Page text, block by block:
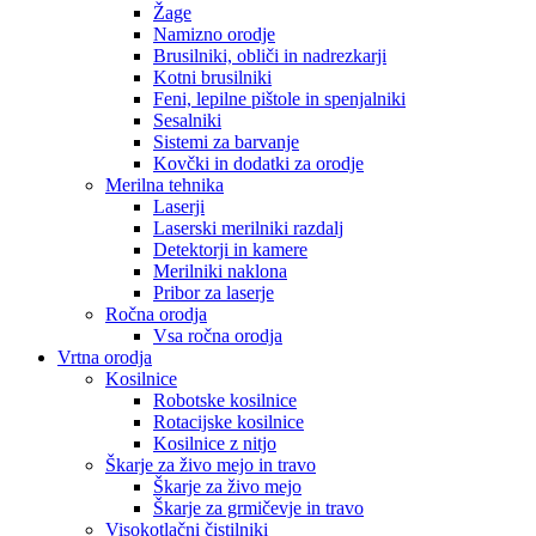
Žage
Namizno orodje
Brusilniki, obliči in nadrezkarji
Kotni brusilniki
Feni, lepilne pištole in spenjalniki
Sesalniki
Sistemi za barvanje
Kovčki in dodatki za orodje
Merilna tehnika
Laserji
Laserski merilniki razdalj
Detektorji in kamere
Merilniki naklona
Pribor za laserje
Ročna orodja
Vsa ročna orodja
Vrtna orodja
Kosilnice
Robotske kosilnice
Rotacijske kosilnice
Kosilnice z nitjo
Škarje za živo mejo in travo
Škarje za živo mejo
Škarje za grmičevje in travo
Visokotlačni čistilniki